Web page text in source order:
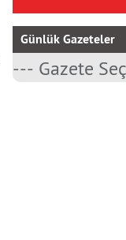
Günlük Gazeteler